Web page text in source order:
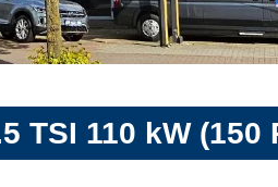
TSI 110 kW (150